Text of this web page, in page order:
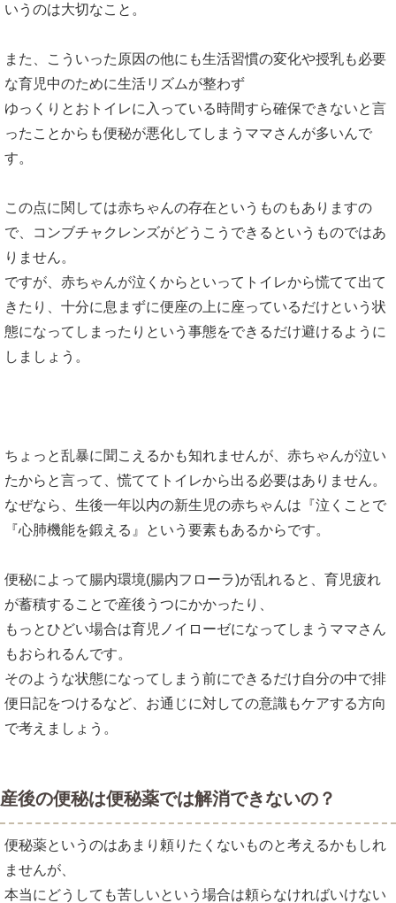
いうのは大切なこと。
また、こういった原因の他にも生活習慣の変化や授乳も必要
な育児中のために生活リズムが整わず
ゆっくりとおトイレに入っている時間すら確保できないと言
ったことからも便秘が悪化してしまうママさんが多いんで
す。
この点に関しては赤ちゃんの存在というものもありますの
で、コンブチャクレンズがどうこうできるというものではあ
りません。
ですが、赤ちゃんが泣くからといってトイレから慌てて出て
きたり、十分に息まずに便座の上に座っているだけという状
態になってしまったりという事態をできるだけ避けるように
しましょう。
ちょっと乱暴に聞こえるかも知れませんが、赤ちゃんが泣い
たからと言って、慌ててトイレから出る必要はありません。
なぜなら、生後一年以内の新生児の赤ちゃんは『泣くことで
『心肺機能を鍛える』という要素もあるからです。
便秘によって腸内環境(腸内フローラ)が乱れると、育児疲れ
が蓄積することで産後うつにかかったり、
もっとひどい場合は育児ノイローゼになってしまうママさん
もおられるんです。
そのような状態になってしまう前にできるだけ自分の中で排
便日記をつけるなど、お通じに対しての意識もケアする方向
で考えましょう。
産後の便秘は便秘薬では解消できないの？
便秘薬というのはあまり頼りたくないものと考えるかもしれ
ませんが、
本当にどうしても苦しいという場合は頼らなければいけない